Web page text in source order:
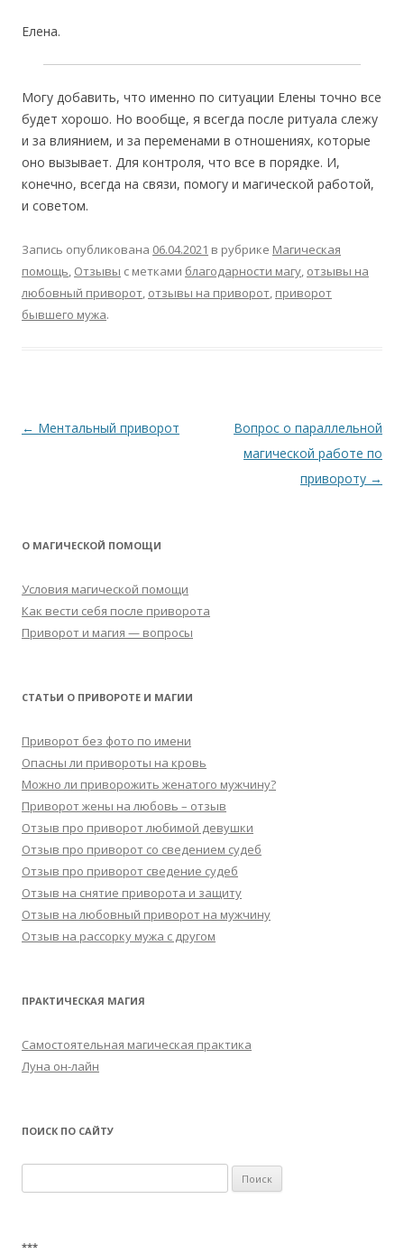
Елена.
Могу добавить, что именно по ситуации Елены точно все
будет хорошо. Но вообще, я всегда после ритуала слежу
и за влиянием, и за переменами в отношениях, которые
оно вызывает. Для контроля, что все в порядке. И,
конечно, всегда на связи, помогу и магической работой,
и советом.
Запись опубликована 06.04.2021 в рубрике Магическая
помощь, Отзывы с метками благодарности магу, отзывы на
любовный приворот, отзывы на приворот, приворот
бывшего мужа.
Навигация
← Ментальный приворот
Вопрос о параллельной
магической работе по
привороту →
О МАГИЧЕСКОЙ ПОМОЩИ
Условия магической помощи
Как вести себя после приворота
Приворот и магия — вопросы
СТАТЬИ О ПРИВОРОТЕ И МАГИИ
Приворот без фото по имени
Опасны ли привороты на кровь
Можно ли приворожить женатого мужчину?
Приворот жены на любовь – отзыв
Отзыв про приворот любимой девушки
Отзыв про приворот со сведением судеб
Отзыв про приворот сведение судеб
Отзыв на снятие приворота и защиту
Отзыв на любовный приворот на мужчину
Отзыв на рассорку мужа с другом
ПРАКТИЧЕСКАЯ МАГИЯ
Самостоятельная магическая практика
Луна он-лайн
ПОИСК ПО САЙТУ
***